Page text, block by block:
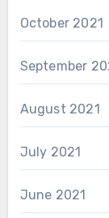
October 2021
September
August 2021
July 2021
June 2021